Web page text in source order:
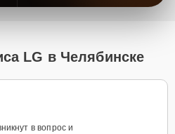
LG в Челябинске
в вопрос и